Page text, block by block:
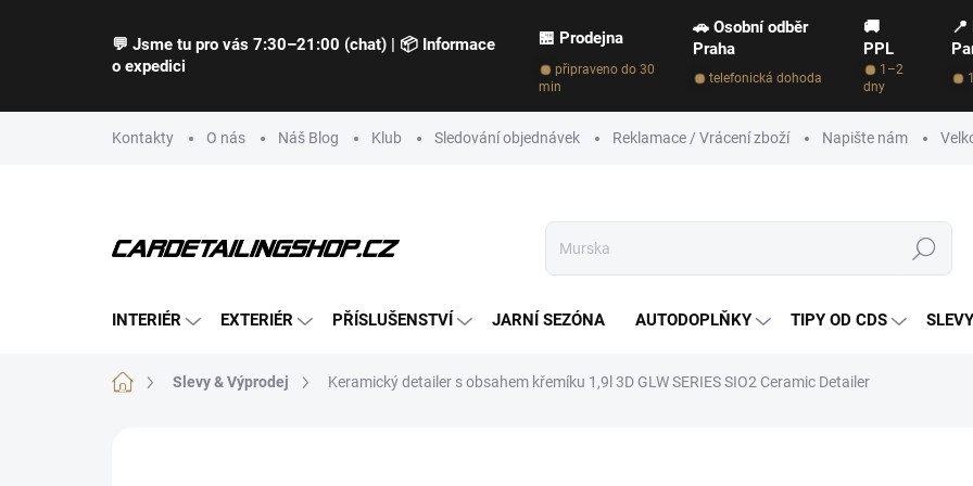
💬 Jsme tu pro vás 7:30–21:00 (chat) | 📦 Informace
o expedici
🏪 Prodejna
🚗 Osobní odběr
Praha
🚚
PPL
📍
připraveno do 30
min
telefonická dohoda
1–2
dny
Kontakty O nás Náš Blog Klub Sledování objednávek Reklamace / Vrácení zboží Napište nám
Hledat
INTERIÉR EXTERIÉR PŘÍSLUŠENSTVÍ JARNÍ SEZÓNA AUTODOPLŇKY TIPY OD CDS
Domů Slevy & Výprodej Keramický detailer s obsahem křemíku 1,9l 3D GLW SERIES SIO2 Ceramic Detailer